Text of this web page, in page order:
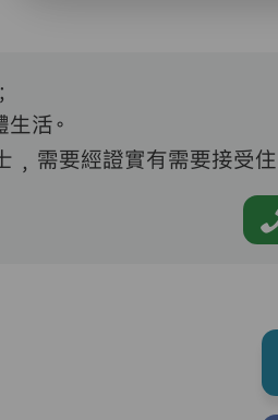
活。
需要經證實有需要接受住